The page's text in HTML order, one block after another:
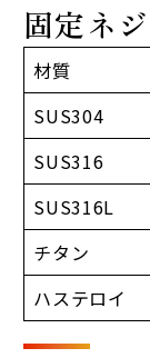
固定ネジ
材質
SUS304
SUS316
SUS316L
チタン
ハステロイ